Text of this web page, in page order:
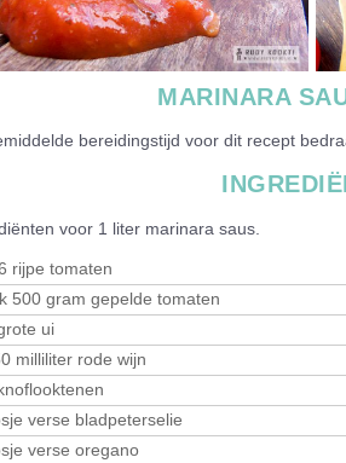
MARINARA
bereidingstijd voor dit recept
voor 1 liter marinara saus
rijpe tomaten
500 gram gepelde tomaten
ui
milliliter rode wijn
verse bladpeterselie
verse oregano